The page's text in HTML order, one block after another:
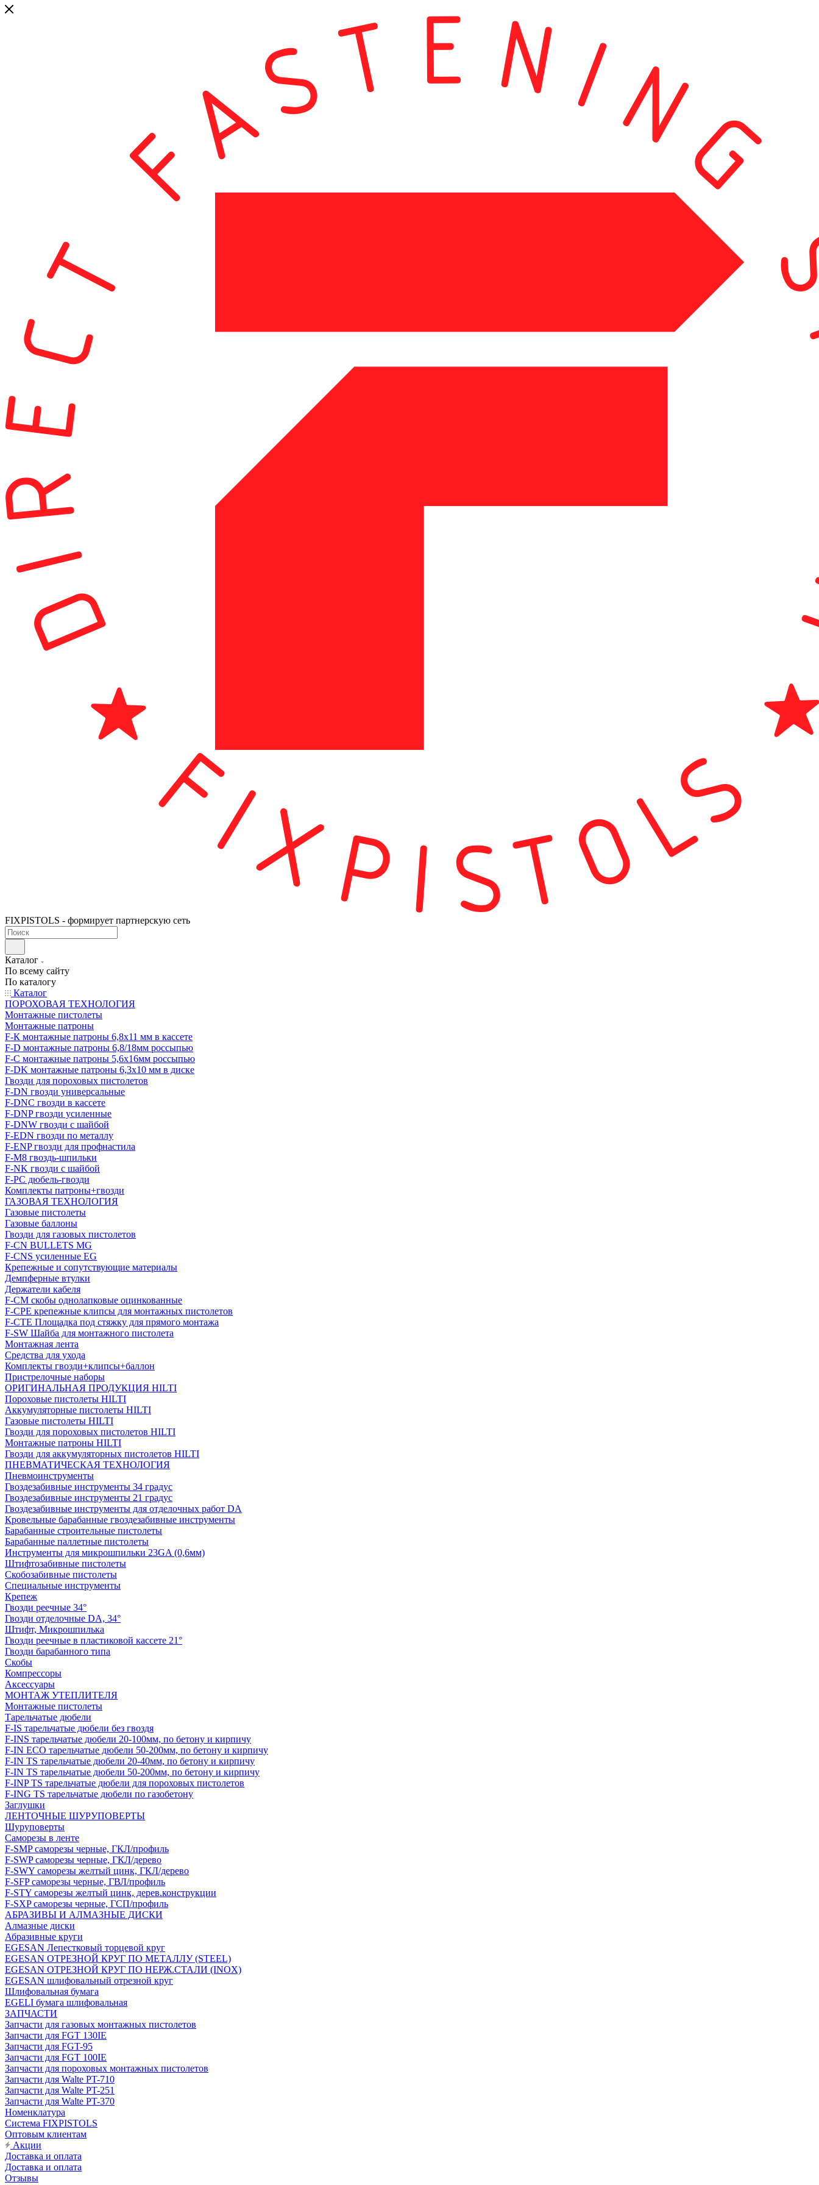
FIXPISTOLS - формирует партнерскую сеть
Каталог
По всему сайту
По каталогу
Каталог
ПОРОХОВАЯ ТЕХНОЛОГИЯ
Монтажные пистолеты
Монтажные патроны
F-К монтажные патроны 6,8х11 мм в кассете
F-D монтажные патроны 6,8/18мм россыпью
F-C монтажные патроны 5,6х16мм россыпью
F-DK монтажные патроны 6,3х10 мм в диске
Гвозди для пороховых пистолетов
F-DN гвозди универсальные
F-DNC гвозди в кассете
F-DNP гвозди усиленные
F-DNW гвозди с шайбой
F-EDN гвозди по металлу
F-ENP гвозди для профнастила
F-M8 гвоздь-шпильки
F-NK гвозди с шайбой
F-PC дюбель-гвозди
Комплекты патроны+гвозди
ГАЗОВАЯ ТЕХНОЛОГИЯ
Газовые пистолеты
Газовые баллоны
Гвозди для газовых пистолетов
F-CN BULLETS MG
F-CNS усиленные EG
Крепежные и сопутствующие материалы
Демпферные втулки
Держатели кабеля
F-CM скобы однолапковые оцинкованные
F-CPE крепежные клипсы для монтажных пистолетов
F-CTE Площадка под стяжку для прямого монтажа
F-SW Шайба для монтажного пистолета
Монтажная лента
Средства для ухода
Комплекты гвозди+клипсы+баллон
Пристрелочные наборы
ОРИГИНАЛЬНАЯ ПРОДУКЦИЯ HILTI
Пороховые пистолеты HILTI
Аккумуляторные пистолеты HILTI
Газовые пистолеты HILTI
Гвозди для пороховых пистолетов HILTI
Монтажные патроны HILTI
Гвозди для аккумуляторных пистолетов HILTI
ПНЕВМАТИЧЕСКАЯ ТЕХНОЛОГИЯ
Пневмоинструменты
Гвоздезабивные инструменты 34 градус
Гвоздезабивные инструменты 21 градус
Гвоздезабивные инструменты для отделочных работ DA
Кровельные барабанные гвоздезабивные инструменты
Барабанные строительные пистолеты
Барабанные паллетные пистолеты
Инструменты для микрошпильки 23GA (0,6мм)
Штифтозабивные пистолеты
Скобозабивные пистолеты
Специальные инструменты
Крепеж
Гвозди реечные 34°
Гвозди отделочные DA, 34°
Штифт, Микрошпилька
Гвозди реечные в пластиковой кассете 21°
Гвозди барабанного типа
Скобы
Компрессоры
Аксессуары
МОНТАЖ УТЕПЛИТЕЛЯ
Монтажные пистолеты
Тарельчатые дюбели
F-IS тарельчатые дюбели без гвоздя
F-INS тарельчатые дюбели 20-100мм, по бетону и кирпичу
F-IN ECO тарельчатые дюбели 50-200мм, по бетону и кирпичу
F-IN TS тарельчатые дюбели 20-40мм, по бетону и кирпичу
F-IN TS тарельчатые дюбели 50-200мм, по бетону и кирпичу
F-INP TS тарельчатые дюбели для пороховых пистолетов
F-ING TS тарельчатые дюбели по газобетону
Заглушки
ЛЕНТОЧНЫЕ ШУРУПОВЕРТЫ
Шуруповерты
Саморезы в ленте
F-SMP саморезы черные, ГКЛ/профиль
F-SWP саморезы черные, ГКЛ/дерево
F-SWY саморезы желтый цинк, ГКЛ/дерево
F-SFP саморезы черные, ГВЛ/профиль
F-STY саморезы желтый цинк, дерев.конструкции
F-SXP саморезы черные, ГСП/профиль
АБРАЗИВЫ И АЛМАЗНЫЕ ДИСКИ
Алмазные диски
Абразивные круги
EGESAN Лепестковый торцевой круг
EGESAN ОТРЕЗНОЙ КРУГ ПО МЕТАЛЛУ (STEEL)
EGESAN ОТРЕЗНОЙ КРУГ ПО НЕРЖ.СТАЛИ (INOX)
EGESAN шлифовальный отрезной круг
Шлифовальная бумага
EGELI бумага шлифовальная
ЗАПЧАСТИ
Запчасти для газовых монтажных пистолетов
Запчасти для FGT 130IE
Запчасти для FGT-95
Запчасти для FGT 100IE
Запчасти для пороховых монтажных пистолетов
Запчасти для Walte PT-710
Запчасти для Walte PT-251
Запчасти для Walte PT-370
Номенклатура
Система FIXPISTOLS
Оптовым клиентам
Акции
Доставка и оплата
Доставка и оплата
Отзывы